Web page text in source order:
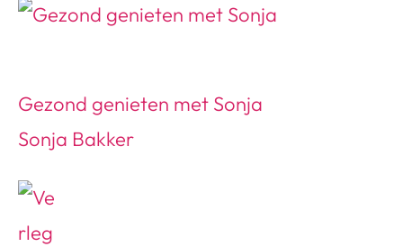
Gezond genieten met Sonja
Sonja Bakker